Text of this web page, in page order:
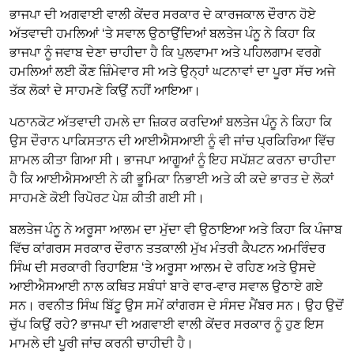
ਭਾਜਪਾ ਦੀ ਅਗਵਾਈ ਵਾਲੀ ਕੇਂਦਰ ਸਰਕਾਰ ਦੇ ਕਾਰਜਕਾਲ ਦੌਰਾਨ ਹੋਏ
ਅੱਤਵਾਦੀ ਹਮਲਿਆਂ ‘ਤੇ ਸਵਾਲ ਉਠਾਉਂਦਿਆਂ ਬਲਤੇਜ ਪੰਨੂ ਨੇ ਕਿਹਾ ਕਿ
ਭਾਜਪਾ ਨੂੰ ਜਵਾਬ ਦੇਣਾ ਚਾਹੀਦਾ ਹੈ ਕਿ ਪੁਲਵਾਮਾ ਅਤੇ ਪਹਿਲਗਾਮ ਵਰਗੇ
ਹਮਲਿਆਂ ਲਈ ਕੌਣ ਜ਼ਿੰਮੇਵਾਰ ਸੀ ਅਤੇ ਉਨ੍ਹਾਂ ਘਟਨਾਵਾਂ ਦਾ ਪੂਰਾ ਸੱਚ ਅਜੇ
ਤੱਕ ਲੋਕਾਂ ਦੇ ਸਾਹਮਣੇ ਕਿਉਂ ਨਹੀਂ ਆਇਆ।
ਪਠਾਨਕੋਟ ਅੱਤਵਾਦੀ ਹਮਲੇ ਦਾ ਜ਼ਿਕਰ ਕਰਦਿਆਂ ਬਲਤੇਜ ਪੰਨੂ ਨੇ ਕਿਹਾ ਕਿ
ਉਸ ਦੌਰਾਨ ਪਾਕਿਸਤਾਨ ਦੀ ਆਈਐਸਆਈ ਨੂੰ ਵੀ ਜਾਂਚ ਪ੍ਰਕਿਰਿਆ ਵਿੱਚ
ਸ਼ਾਮਲ ਕੀਤਾ ਗਿਆ ਸੀ। ਭਾਜਪਾ ਆਗੂਆਂ ਨੂੰ ਇਹ ਸਪੱਸ਼ਟ ਕਰਨਾ ਚਾਹੀਦਾ
ਹੈ ਕਿ ਆਈਐਸਆਈ ਨੇ ਕੀ ਭੂਮਿਕਾ ਨਿਭਾਈ ਅਤੇ ਕੀ ਕਦੇ ਭਾਰਤ ਦੇ ਲੋਕਾਂ
ਸਾਹਮਣੇ ਕੋਈ ਰਿਪੋਰਟ ਪੇਸ਼ ਕੀਤੀ ਗਈ ਸੀ।
ਬਲਤੇਜ ਪੰਨੂ ਨੇ ਅਰੂਸਾ ਆਲਮ ਦਾ ਮੁੱਦਾ ਵੀ ਉਠਾਇਆ ਅਤੇ ਕਿਹਾ ਕਿ ਪੰਜਾਬ
ਵਿੱਚ ਕਾਂਗਰਸ ਸਰਕਾਰ ਦੌਰਾਨ ਤਤਕਾਲੀ ਮੁੱਖ ਮੰਤਰੀ ਕੈਪਟਨ ਅਮਰਿੰਦਰ
ਸਿੰਘ ਦੀ ਸਰਕਾਰੀ ਰਿਹਾਇਸ਼ ‘ਤੇ ਅਰੂਸਾ ਆਲਮ ਦੇ ਰਹਿਣ ਅਤੇ ਉਸਦੇ
ਆਈਐਸਆਈ ਨਾਲ ਕਥਿਤ ਸਬੰਧਾਂ ਬਾਰੇ ਵਾਰ-ਵਾਰ ਸਵਾਲ ਉਠਾਏ ਗਏ
ਸਨ। ਰਵਨੀਤ ਸਿੰਘ ਬਿੱਟੂ ਉਸ ਸਮੇਂ ਕਾਂਗਰਸ ਦੇ ਸੰਸਦ ਮੈਂਬਰ ਸਨ। ਉਹ ਉਦੋਂ
ਚੁੱਪ ਕਿਉਂ ਰਹੇ? ਭਾਜਪਾ ਦੀ ਅਗਵਾਈ ਵਾਲੀ ਕੇਂਦਰ ਸਰਕਾਰ ਨੂੰ ਹੁਣ ਇਸ
ਮਾਮਲੇ ਦੀ ਪੂਰੀ ਜਾਂਚ ਕਰਨੀ ਚਾਹੀਦੀ ਹੈ।